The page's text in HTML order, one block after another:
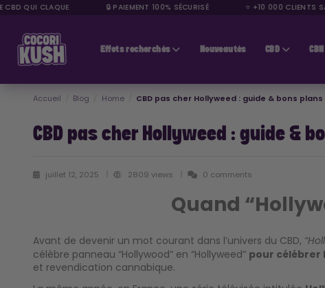
QUI CLAQUE 🔒 PAIEMENT 100% SÉCURISÉ ⭐ +10 000 CLIENTS
Effets recherchés Nouveautés CBD CBN
Accueil Blog Home CBD pas cher Hollyweed : guide & bons plans
CBD pas cher Hollyweed : guide &
juillet 12, 2025 2809 views 0 comments
Quand
Avant de devenir un mot courant dans l’univers du CBD,
célèbre panneau “Hollywood” en “Hollyweed” pour célébrer
et revendication cannabique.